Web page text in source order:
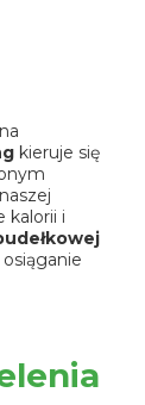
kieruje się
kalorii i